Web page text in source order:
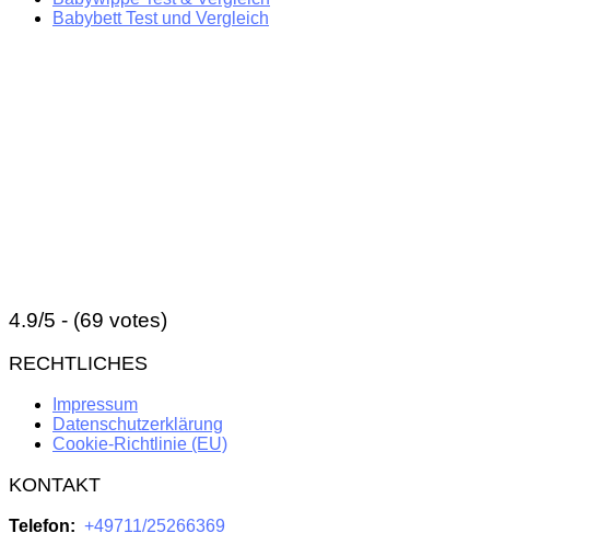
Babybett Test und Vergleich
4.9/5 - (69 votes)
RECHTLICHES
Impressum
Datenschutzerklärung
Cookie-Richtlinie (EU)
KONTAKT
Telefon: +49711/25266369